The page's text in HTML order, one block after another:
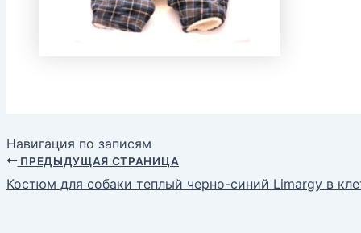
Навигация по записям
ПРЕДЫДУЩАЯ СТРАНИЦА
Костюм для собаки теплый черно-синий Limargy в